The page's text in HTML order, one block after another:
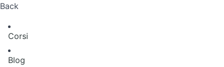
Back
Corsi
Blog